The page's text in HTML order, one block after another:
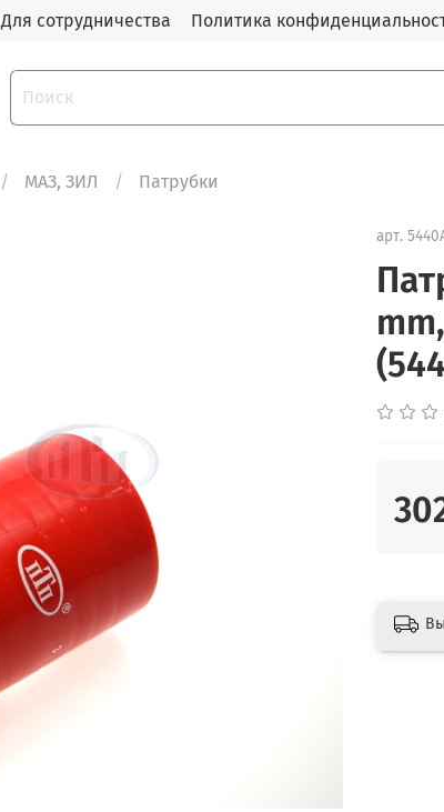
Для сотрудничества Политика
МАЗ, ЗИЛ Патрубки
арт.